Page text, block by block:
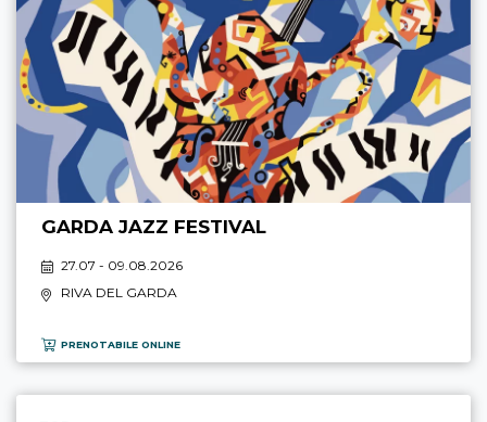
GARDA JAZZ FESTIVAL
27.07 - 09.08.2026
RIVA DEL GARDA
PRENOTABILE ONLINE